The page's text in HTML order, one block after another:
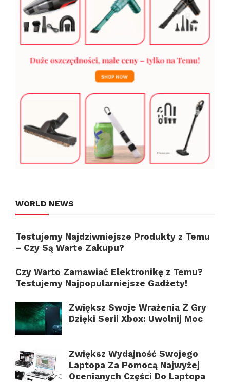
WORLD NEWS
Testujemy Najdziwniejsze Produkty z Temu
– Czy Są Warte Zakupu?
Czy Warto Zamawiać Elektronikę z Temu?
Testujemy Najpopularniejsze Gadżety!
Zwiększ Swoje Wrażenia Z Gry
Dzięki Serii Xbox: Uwolnij Moc
Zwiększ Wydajność Swojego
Laptopa Za Pomocą Najwyżej
Ocenianych Części Do Laptopa